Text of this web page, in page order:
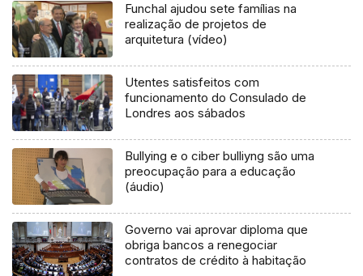
Funchal ajudou sete famílias na
realização de projetos de
arquitetura (vídeo)
Utentes satisfeitos com
funcionamento do Consulado de
Londres aos sábados
Bullying e o ciber bulliyng são uma
preocupação para a educação
(áudio)
Governo vai aprovar diploma que
obriga bancos a renegociar
contratos de crédito à habitação